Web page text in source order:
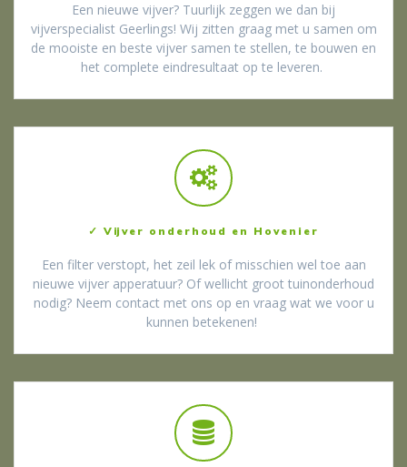
Een nieuwe vijver? Tuurlijk zeggen we dan bij
vijverspecialist Geerlings! Wij zitten graag met u samen om
de mooiste en beste vijver samen te stellen, te bouwen en
het complete eindresultaat op te leveren.
✓ Vijver onderhoud en Hovenier
Een filter verstopt, het zeil lek of misschien wel toe aan
nieuwe vijver apperatuur? Of wellicht groot tuinonderhoud
nodig? Neem contact met ons op en vraag wat we voor u
kunnen betekenen!